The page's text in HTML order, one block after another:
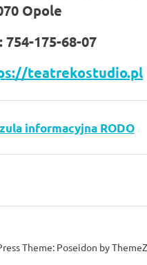
Opole
754-175-68-07
teatrekostudio.pl
informacyjna RODO
Theme: Poseidon by